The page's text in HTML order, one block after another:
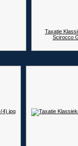
Taxatie
Scirocco